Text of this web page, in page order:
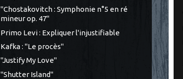
"Chostakovitch : Symphonie n°5 en ré
mineur op. 47"
Primo Levi : Expliquer l'injustifiable
Kafka : "Le procès"
"Justify My Love"
"Shutter Island"